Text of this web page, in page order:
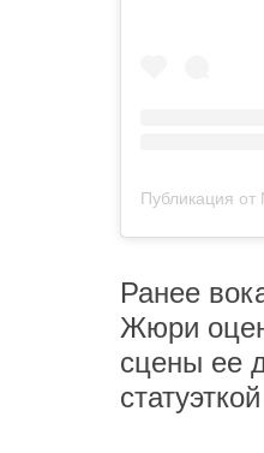
Публикация от
Ранее
Жюри
сцены ее